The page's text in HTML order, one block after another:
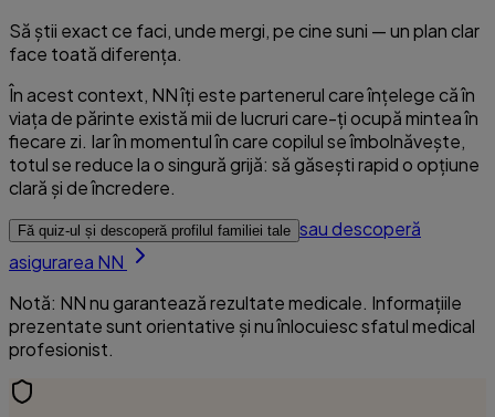
Să știi exact ce faci, unde mergi, pe cine suni — un plan clar
face toată diferența.
În acest context, NN îți este partenerul care înțelege că în
viața de părinte există mii de lucruri care-ți ocupă mintea în
fiecare zi. Iar în momentul în care copilul se îmbolnăvește,
totul se reduce la o singură grijă: să găsești rapid o opțiune
clară și de încredere.
Fă quiz-ul și descoperă profilul familiei tale sau descoperă
asigurarea NN
Notă: NN nu garantează rezultate medicale. Informațiile
prezentate sunt orientative și nu înlocuiesc sfatul medical
profesionist.